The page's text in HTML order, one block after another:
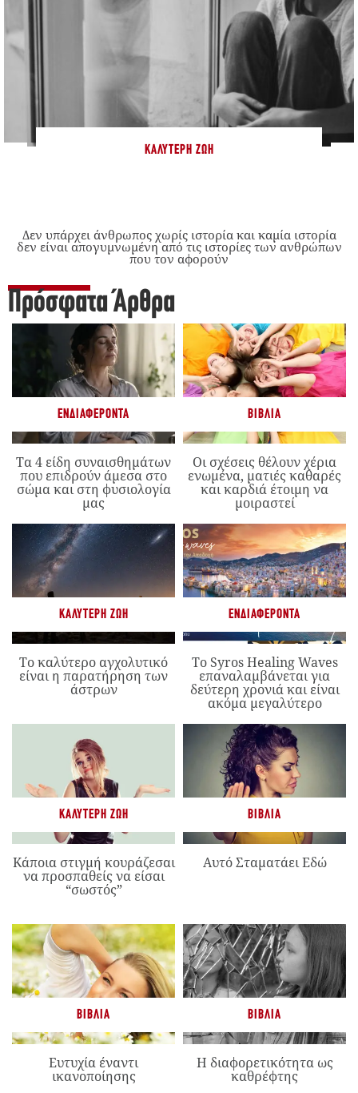
ΚΑΛΎΤΕΡΗ ΖΩΉ
Δεν υπάρχει άνθρωπος χωρίς ιστορία και καμία ιστορία
δεν είναι απογυμνωμένη από τις ιστορίες των ανθρώπων
που τον αφορούν
Πρόσφατα Άρθρα
ΕΝΔΙΑΦΈΡΟΝΤΑ
Τα 4 είδη συναισθημάτων
που επιδρούν άμεσα στο
σώμα και στη φυσιολογία
μας
ΒΙΒΛΊΑ
Οι σχέσεις θέλουν χέρια
ενωμένα, ματιές καθαρές
και καρδιά έτοιμη να
μοιραστεί
ΚΑΛΎΤΕΡΗ ΖΩΉ
Το καλύτερο αγχολυτικό
είναι η παρατήρηση των
άστρων
ΕΝΔΙΑΦΈΡΟΝΤΑ
Το Syros Healing Waves
επαναλαμβάνεται για
δεύτερη χρονιά και είναι
ακόμα μεγαλύτερο
ΚΑΛΎΤΕΡΗ ΖΩΉ
Κάποια στιγμή κουράζεσαι
να προσπαθείς να είσαι
“σωστός”
ΒΙΒΛΊΑ
Αυτό Σταματάει Εδώ
ΒΙΒΛΊΑ
Ευτυχία έναντι
ικανοποίησης
ΒΙΒΛΊΑ
Η διαφορετικότητα ως
καθρέφτης